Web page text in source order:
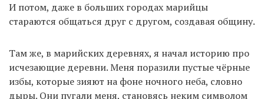
И потом, даже в больших городах марийцы
стараются общаться друг с другом, создавая общину.
Там же, в марийских деревнях, я начал историю про
исчезающие деревни. Меня поразили пустые чёрные
избы, которые зияют на фоне ночного неба, словно
дыры. Они пугали меня, становясь неким символом